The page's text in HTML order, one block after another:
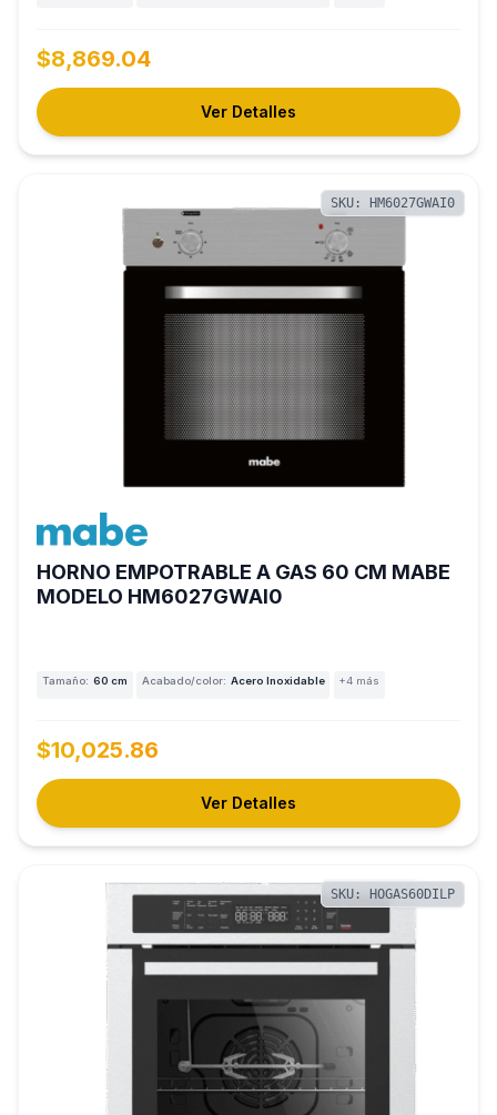
$8,869.04
Ver Detalles
SKU: HM6027GWAI0
HORNO EMPOTRABLE A GAS 60 CM MABE
MODELO HM6027GWAI0
Tamaño: 60 cm Acabado/color: Acero Inoxidable +4 más
$10,025.86
Ver Detalles
SKU: HOGAS60DILP